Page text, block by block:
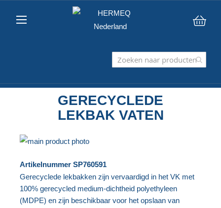
GERECYCLEDE
LEKBAK VATEN
Ga
het
einde
van
naar
het
begin
Artikelnummer SP760591
Gerecyclede lekbakken zijn vervaardigd in het VK met
100% gerecycled medium-dichtheid polyethyleen
(MDPE) en zijn beschikbaar voor het opslaan van